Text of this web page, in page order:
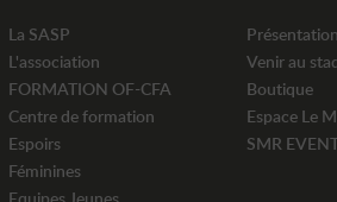
La SASP
L'association
FORMATION OF-CFA
Centre de formation
Espoirs
Féminines
Présentation
Venir au
Boutique
Espace Le
SMR